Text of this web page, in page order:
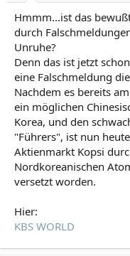
r
a
m
Hmmm...ist das
durch
Unruhe?
Denn das ist jetzt
eine Falschmeldung
Nachdem es bereits
ein möglichen
Korea, und den
"Führers", ist nun
Aktienmarkt Kopsi
Nordkoreanischen
versetzt worden.
Hier:
KBS WORLD